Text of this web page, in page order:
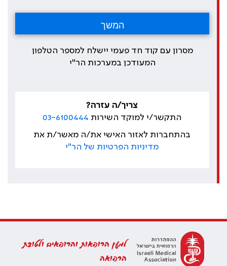
מסרון עם קוד חד פעמי יישלח למספר הטלפון
המעודכן במערכות הר"י
צריך/ה עזרה?
התקשר/י למוקד השירות 03-6100444
בהתחברות לאזור האישי את/ה מאשר/ת את
מדיניות הפרטיות של הר"י
למען הרופאות והרופאים ולטובת
הרפואה